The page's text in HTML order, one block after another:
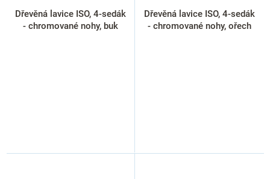
Dřevěná lavice ISO, 4-sedák
- chromované nohy, buk
Dřevěná lavice ISO, 4-sedák
- chromované nohy, ořech